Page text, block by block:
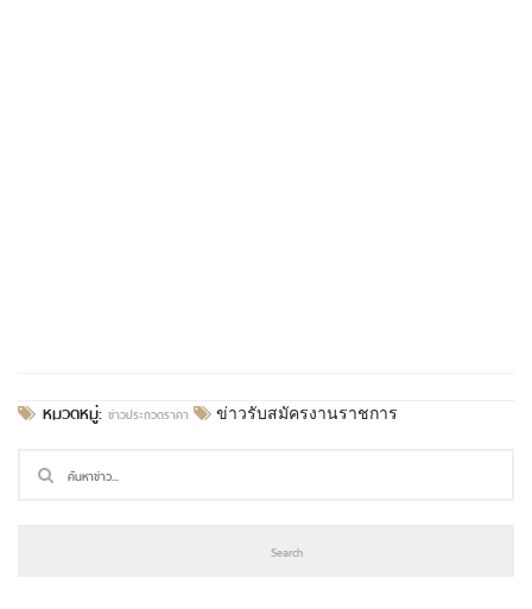
หมวดหมู่: ข่าวประกวดราคา ข่าวรับสมัครงานราชการ